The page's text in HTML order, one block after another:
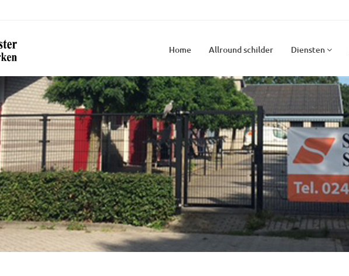
Home Allround schilder Diensten